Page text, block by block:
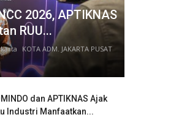
2026, APTIKNAS
RUU...
KOTA ADM. JAKARTA PUSAT
dan APTIKNAS Ajak
Industri Manfaatkan...